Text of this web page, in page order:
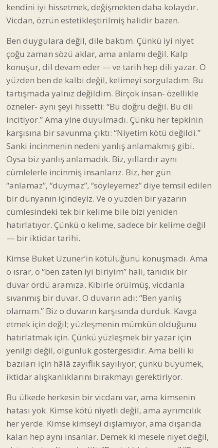
kendini iyi hissetmek, değişmekten daha kolaydır.
Vicdan, özrün estetikleştirilmiş halidir bazen.
Ben duygulara değil, dile baktım. Çünkü iyi niyet
çoğu zaman sözü aklar, ama anlamı değil. Kalp
konuşur, dil devam eder — ve tarih hep dili yazar. O
yüzden ben de kalbi değil, kelimeyi sorguladım. Bu
tartışmada yalnız değildim. Birçok insan- özellikle
özneler- aynı şeyi hissetti: “Bu doğru değil. Bu dil
incitiyor.” Ama yine duyulmadı. Çünkü her tepkinin
karşısına bir savunma çıktı: “Niyetim kötü değildi.”
Sanki incinmenin nedeni yanlış anlamakmış gibi.
Oysa biz yanlış anlamadık. Biz, yıllardır aynı
cümlelerle incinmiş insanlarız. Biz, her gün
“anlamaz”, “duymaz”, “söyleyemez” diye temsil edilen
bir dünyanın içindeyiz. Ve o yüzden bir yazarın
cümlesindeki tek bir kelime bile bizi yeniden
hatırlatıyor. Çünkü o kelime, sadece bir kelime değil
— bir iktidar tarihi.
Kimse Buket Uzuner’in kötülüğünü konuşmadı. Ama
o ısrar, o “ben zaten iyi biriyim” hali, tanıdık bir
duvar ördü aramıza. Kibirle örülmüş, vicdanla
sıvanmış bir duvar. O duvarın adı: “Ben yanlış
olamam.” Biz o duvarın karşısında durduk. Kavga
etmek için değil; yüzleşmenin mümkün olduğunu
hatırlatmak için. Çünkü yüzleşmek bir yazar için
yenilgi değil, olgunluk göstergesidir. Ama belli ki
bazıları için hâlâ zayıflık sayılıyor; çünkü büyümek,
iktidar alışkanlıklarını bırakmayı gerektiriyor.
Bu ülkede herkesin bir vicdanı var, ama kimsenin
hatası yok. Kimse kötü niyetli değil, ama ayrımcılık
her yerde. Kimse kimseyi dışlamıyor, ama dışarıda
kalan hep aynı insanlar. Demek ki mesele niyet değil,